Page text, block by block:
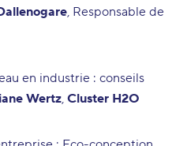
, Responsable de
en industrie : conseils
Wertz, Cluster H2O